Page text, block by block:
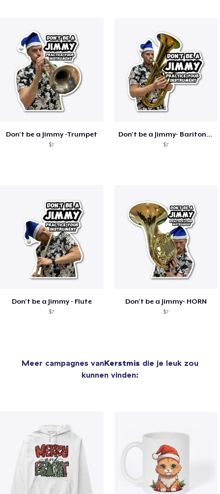
Don't be a Jimmy -Trumpet
$7
Don't be a Jimmy- Baritone/Euphonium
$7
Don't be a Jimmy - Flute
$7
Don't be a Jimmy- HORN
$7
Meer campagnes vanKerstmis die je leuk zou
kunnen vinden: